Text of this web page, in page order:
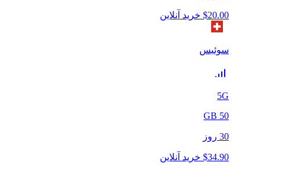
$20.00 خرید آنلاین
سوئیس
5G
50
30 روز
$34.90 خرید آنلاین